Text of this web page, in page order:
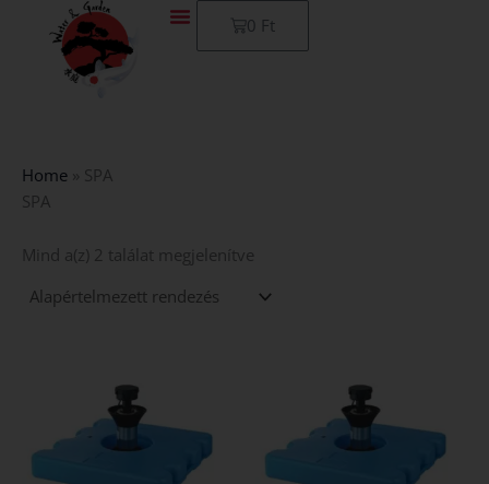
0 Ft
Kosár
Home
SPA
SPA
Mind a(z) 2 találat megjelenítve